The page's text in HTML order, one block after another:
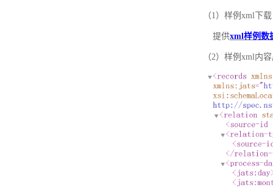
（1）样例xml下载
提供xml样例数
（2）样例xml内